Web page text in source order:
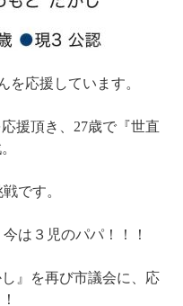
を応援しています。
援頂き、27歳で『世直
です。
は３児のパパ！！！
』を再び市議会に、応